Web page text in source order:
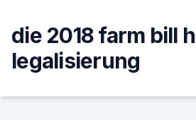
content
die 2018 farm bill
legalisierung